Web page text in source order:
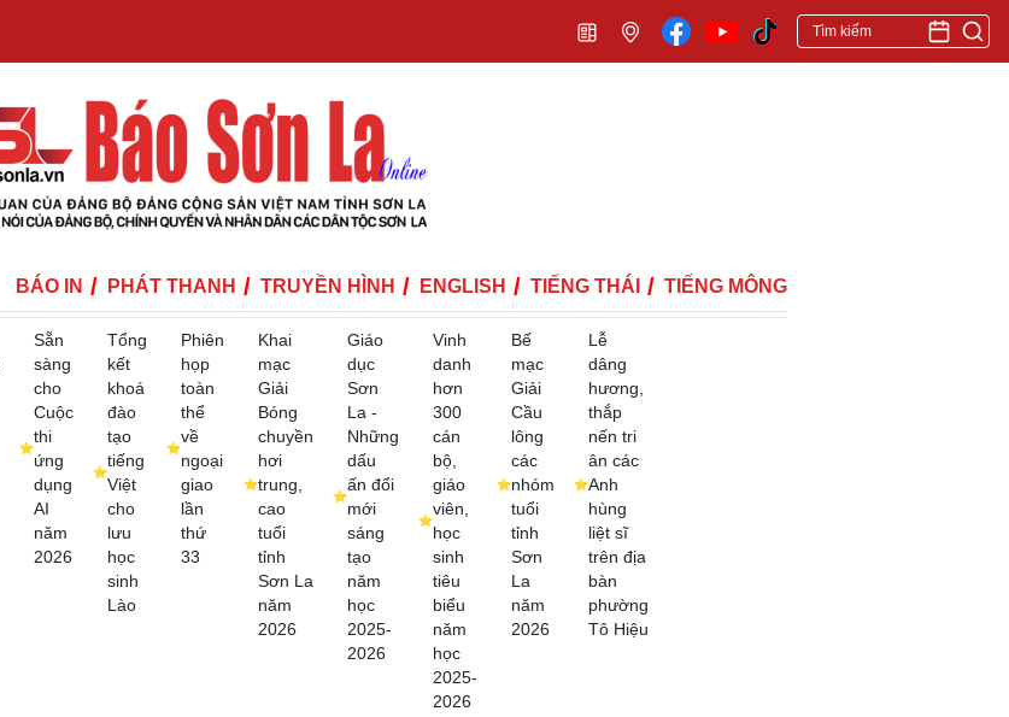
BÁO IN PHÁT THANH TRUYỀN HÌNH ENGLISH TIẾNG THÁI TIẾNG MÔNG
Sẵn
sàng
cho
Cuộc
thi
ứng
dụng
AI
năm
2026
Tổng
kết
khoá
đào
tạo
tiếng
Việt
cho
lưu
học
sinh
Lào
Phiên
họp
toàn
thể
về
ngoại
giao
lần
thứ
33
Khai
mạc
Giải
Bóng
chuyền
hơi
trung,
cao
tuổi
tỉnh
Sơn La
năm
2026
Giáo
dục
Sơn
La -
Những
dấu
ấn đổi
mới
sáng
tạo
năm
học
2025-
2026
Vinh
danh
hơn
300
cán
bộ,
giáo
viên,
học
sinh
tiêu
biểu
năm
học
2025-
2026
Bế
mạc
Giải
Cầu
lông
các
nhóm
tuổi
tỉnh
Sơn
La
năm
2026
Lễ
dâng
hương,
thắp
nến tri
ân các
Anh
hùng
liệt sĩ
trên địa
bàn
phường
Tô Hiệu